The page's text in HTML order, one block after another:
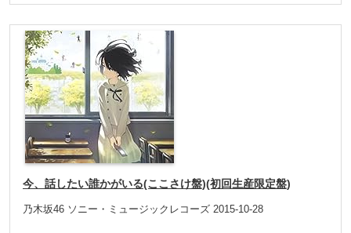
今、話したい誰かがいる(ここさけ盤)(初回生産限定盤)
乃木坂46 ソニー・ミュージックレコーズ 2015-10-28